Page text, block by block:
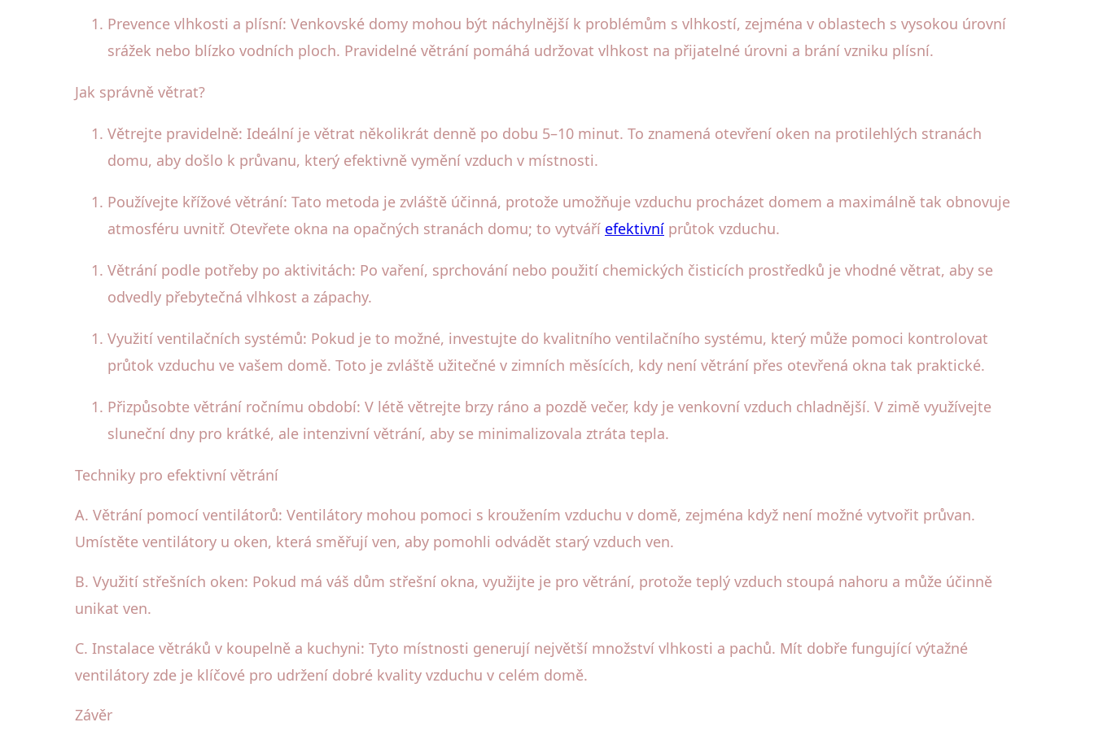
Prevence vlhkosti a plísní: Venkovské domy mohou být náchylnější k problémům s vlhkostí, zejména v oblastech s vysokou úrovní
srážek nebo blízko vodních ploch. Pravidelné větrání pomáhá udržovat vlhkost na přijatelné úrovni a brání vzniku plísní.
Jak správně větrat?
Větrejte pravidelně: Ideální je větrat několikrát denně po dobu 5–10 minut. To znamená otevření oken na protilehlých stranách
domu, aby došlo k průvanu, který efektivně vymění vzduch v místnosti.
Používejte křížové větrání: Tato metoda je zvláště účinná, protože umožňuje vzduchu procházet domem a maximálně tak obnovuje
atmosféru uvnitř. Otevřete okna na opačných stranách domu; to vytváří efektivní průtok vzduchu.
Větrání podle potřeby po aktivitách: Po vaření, sprchování nebo použití chemických čisticích prostředků je vhodné větrat, aby se
odvedly přebytečná vlhkost a zápachy.
Využití ventilačních systémů: Pokud je to možné, investujte do kvalitního ventilačního systému, který může pomoci kontrolovat
průtok vzduchu ve vašem domě. Toto je zvláště užitečné v zimních měsících, kdy není větrání přes otevřená okna tak praktické.
Přizpůsobte větrání ročnímu období: V létě větrejte brzy ráno a pozdě večer, kdy je venkovní vzduch chladnější. V zimě využívejte
sluneční dny pro krátké, ale intenzivní větrání, aby se minimalizovala ztráta tepla.
Techniky pro efektivní větrání
A. Větrání pomocí ventilátorů: Ventilátory mohou pomoci s kroužením vzduchu v domě, zejména když není možné vytvořit průvan.
Umístěte ventilátory u oken, která směřují ven, aby pomohli odvádět starý vzduch ven.
B. Využití střešních oken: Pokud má váš dům střešní okna, využijte je pro větrání, protože teplý vzduch stoupá nahoru a může účinně
unikat ven.
C. Instalace větráků v koupelně a kuchyni: Tyto místnosti generují největší množství vlhkosti a pachů. Mít dobře fungující výtažné
ventilátory zde je klíčové pro udržení dobré kvality vzduchu v celém domě.
Závěr